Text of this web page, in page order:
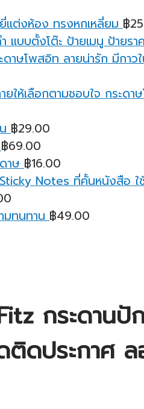
ต่งห้อง ทรงหกเหลี่ยม ฿
แบบตั้งโต๊ะ ป้ายเมนู ป้ายร
ดาษโพสอิท ลายน่ารัก มีกา
กระดา
฿29.00
฿69.00
าษ ฿16.00
Notes ที่คั้นหนังสือ ใ
มทนทาน ฿49.00
กระดาน
ดประกาศ ล